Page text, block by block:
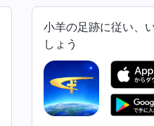
11:27
11:18
日々
認識
小羊の足跡に従い、
しょう